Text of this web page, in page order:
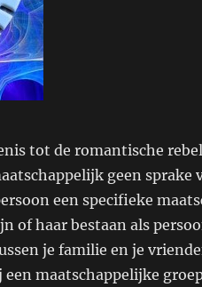
tot de romantische
geen
een specifieke
of haar bestaan als
je familie en je
maatschappelijke